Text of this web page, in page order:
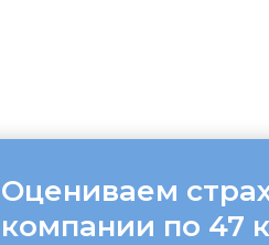
Оцениваем
компании по 47